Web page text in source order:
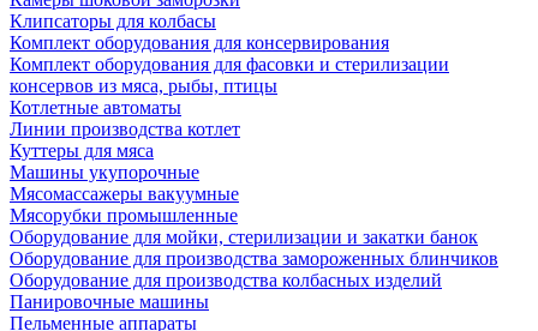
Клипсаторы для колбасы
Комплект оборудования для консервирования
Комплект оборудования для фасовки и стерилизации
консервов из мяса, рыбы, птицы
Котлетные автоматы
Линии производства котлет
Куттеры для мяса
Машины укупорочные
Мясомассажеры вакуумные
Мясорубки промышленные
Оборудование для мойки, стерилизации и закатки банок
Оборудование для производства замороженных блинчиков
Оборудование для производства колбасных изделий
Панировочные машины
Пельменные аппараты